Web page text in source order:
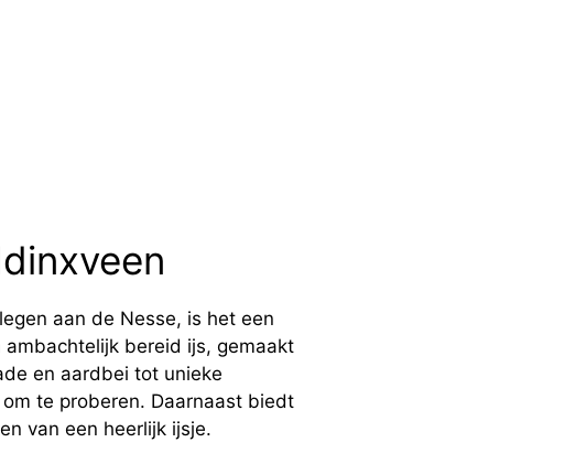
aan de Nesse, is het een
bereid ijs, gemaakt
en aardbei tot unieke
te proberen. Daarnaast biedt
van een heerlijk ijsje.